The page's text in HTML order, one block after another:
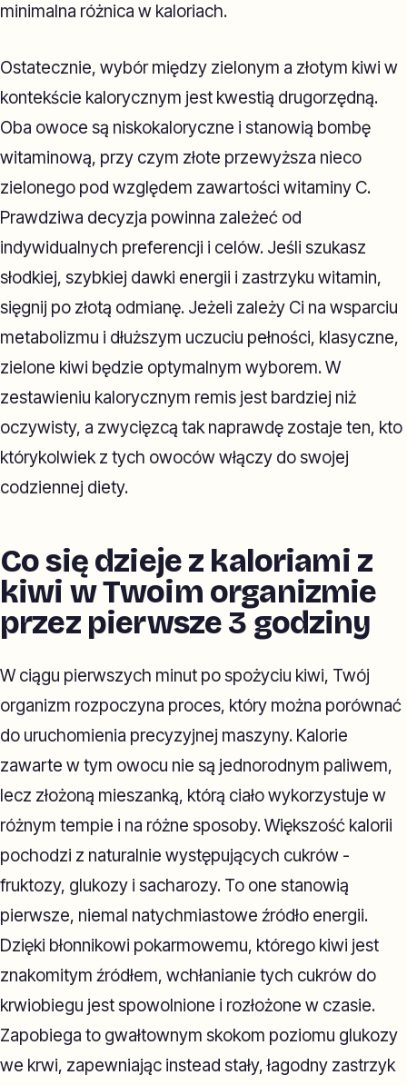
minimalna różnica w kaloriach.
Ostatecznie, wybór między zielonym a złotym kiwi w
kontekście kalorycznym jest kwestią drugorzędną.
Oba owoce są niskokaloryczne i stanowią bombę
witaminową, przy czym złote przewyższa nieco
zielonego pod względem zawartości witaminy C.
Prawdziwa decyzja powinna zależeć od
indywidualnych preferencji i celów. Jeśli szukasz
słodkiej, szybkiej dawki energii i zastrzyku witamin,
sięgnij po złotą odmianę. Jeżeli zależy Ci na wsparciu
metabolizmu i dłuższym uczuciu pełności, klasyczne,
zielone kiwi będzie optymalnym wyborem. W
zestawieniu kalorycznym remis jest bardziej niż
oczywisty, a zwycięzcą tak naprawdę zostaje ten, kto
którykolwiek z tych owoców włączy do swojej
codziennej diety.
Co się dzieje z kaloriami z
kiwi w Twoim organizmie
przez pierwsze 3 godziny
W ciągu pierwszych minut po spożyciu kiwi, Twój
organizm rozpoczyna proces, który można porównać
do uruchomienia precyzyjnej maszyny. Kalorie
zawarte w tym owocu nie są jednorodnym paliwem,
lecz złożoną mieszanką, którą ciało wykorzystuje w
różnym tempie i na różne sposoby. Większość kalorii
pochodzi z naturalnie występujących cukrów -
fruktozy, glukozy i sacharozy. To one stanowią
pierwsze, niemal natychmiastowe źródło energii.
Dzięki błonnikowi pokarmowemu, którego kiwi jest
znakomitym źródłem, wchłanianie tych cukrów do
krwiobiegu jest spowolnione i rozłożone w czasie.
Zapobiega to gwałtownym skokom poziomu glukozy
we krwi, zapewniając instead stały, łagodny zastrzyk